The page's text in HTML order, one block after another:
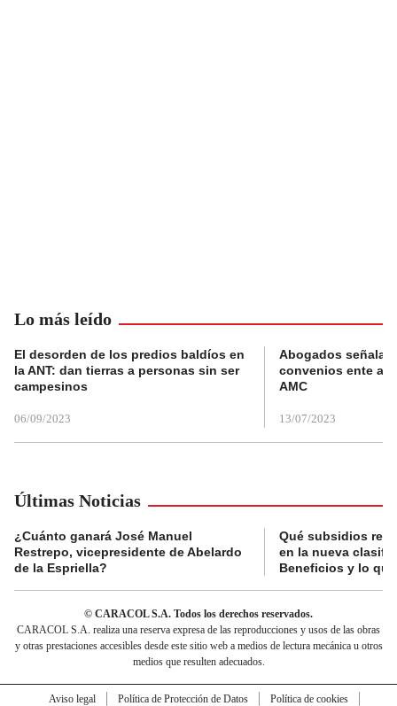
Lo más leído
El desorden de los predios baldíos en
la ANT: dan tierras a personas sin ser
campesinos
06/09/2023
Abogados
convenios ente
AMC
13/07/2023
Últimas Noticias
¿Cuánto ganará José Manuel
Restrepo, vicepresidente de Abelardo
de la Espriella?
Qué subsidios
en la nueva
Beneficios y lo
© CARACOL S.A. Todos los derechos reservados.
CARACOL S.A. realiza una reserva expresa de las reproducciones y usos de las obras
y otras prestaciones accesibles desde este sitio web a medios de lectura mecánica u otros
medios que resulten adecuados.
Aviso legal Política de Protección de Datos
Política de cookies